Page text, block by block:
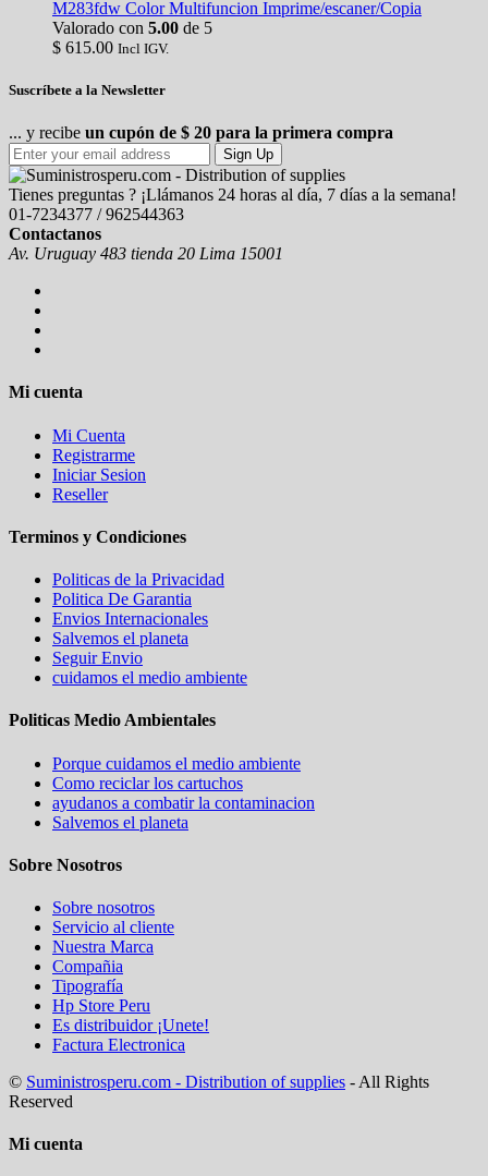
M283fdw Color Multifuncion Imprime/escaner/Copia
Valorado con 5.00 de 5
$ 615.00 Incl IGV.
Suscríbete a la Newsletter
... y recibe un cupón de $ 20 para la primera compra
Sign Up
Tienes preguntas ? ¡Llámanos 24 horas al día, 7 días a la semana!
01-7234377 / 962544363
Contactanos
Av. Uruguay 483 tienda 20 Lima 15001
Mi cuenta
Mi Cuenta
Registrarme
Iniciar Sesion
Reseller
Terminos y Condiciones
Politicas de la Privacidad
Politica De Garantia
Envios Internacionales
Salvemos el planeta
Seguir Envio
cuidamos el medio ambiente
Politicas Medio Ambientales
Porque cuidamos el medio ambiente
Como reciclar los cartuchos
ayudanos a combatir la contaminacion
Salvemos el planeta
Sobre Nosotros
Sobre nosotros
Servicio al cliente
Nuestra Marca
Compañia
Tipografía
Hp Store Peru
Es distribuidor ¡Unete!
Factura Electronica
© Suministrosperu.com - Distribution of supplies - All Rights
Reserved
Mi cuenta